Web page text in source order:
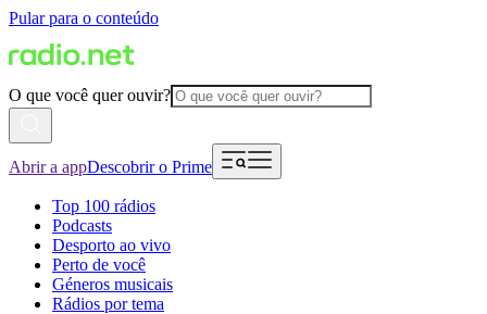
Pular para o conteúdo
O que você quer ouvir?
Abrir a appDescobrir o Prime
Top 100 rádios
Podcasts
Desporto ao vivo
Perto de você
Géneros musicais
Rádios por tema